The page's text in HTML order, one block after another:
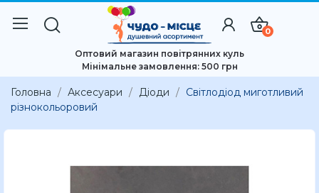
0
Оптовий магазин повітрянних куль
Мінімальне замовлення: 500 грн
Головна Аксесуари Діоди
Світлодіод миготливий
різнокольоровий